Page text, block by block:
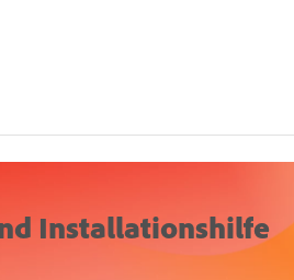
Installationshilfe